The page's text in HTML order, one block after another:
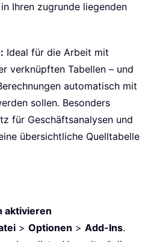
Ihren zugrunde liegenden
Ideal für die Arbeit mit
verknüpften Tabellen – und
automatisch mit
sollen. Besonders
für Geschäftsanalysen und
übersichtliche Quelltabelle
aktivieren
> Optionen > Add-Ins.